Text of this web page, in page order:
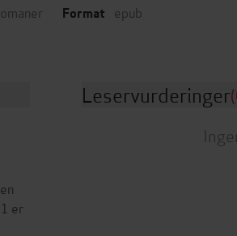
Format epub
er
Leservurderinger